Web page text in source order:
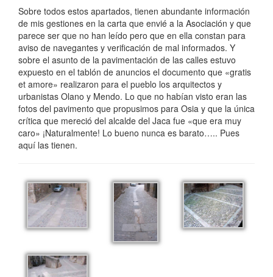
Sobre todos estos apartados, tienen abundante información
de mis gestiones en la carta que envié a la Asociación y que
parece ser que no han leído pero que en ella constan para
aviso de navegantes y verificación de mal informados. Y
sobre el asunto de la pavimentación de las calles estuvo
expuesto en el tablón de anuncios el documento que «gratis
et amore» realizaron para el pueblo los arquitectos y
urbanistas Olano y Mendo. Lo que no habían visto eran las
fotos del pavimento que propusimos para Osia y que la única
crítica que mereció del alcalde del Jaca fue «que era muy
caro» ¡Naturalmente! Lo bueno nunca es barato….. Pues
aquí las tienen.